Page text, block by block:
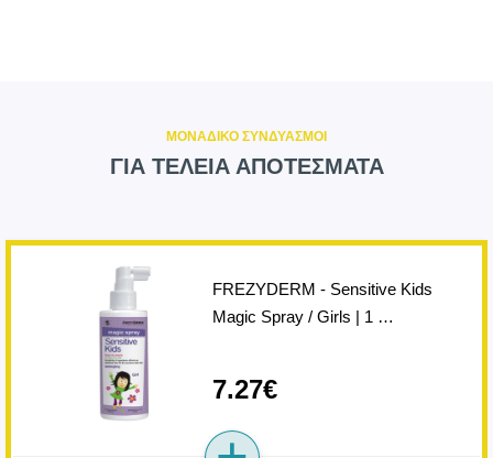
ΜΟΝΑΔΙΚΟ ΣΥΝΔΥΑΣΜΟΙ
ΓΙΑ ΤΕΛΕΙΑ ΑΠΟΤΕΣΜΑΤΑ
FREZYDERM - Sensitive Kids
Magic Spray / Girls | 1 …
7.27€